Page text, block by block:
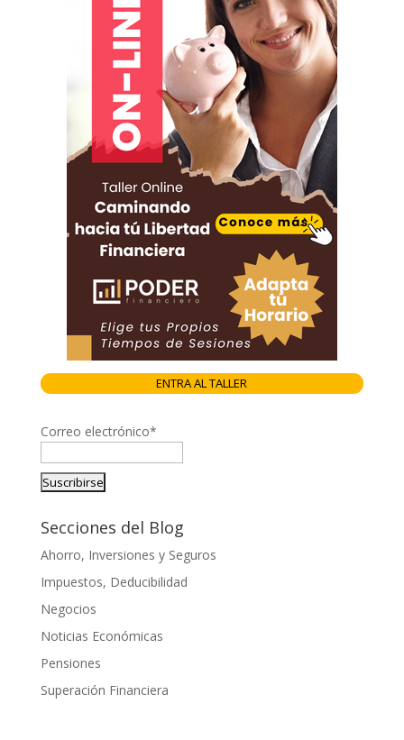
ENTRA AL TALLER
Correo electrónico*
Secciones del Blog
Ahorro, Inversiones y Seguros
Impuestos, Deducibilidad
Negocios
Noticias Económicas
Pensiones
Superación Financiera